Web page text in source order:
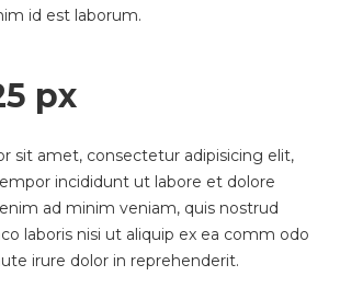
id est laborum.
px
sit amet, consectetur adipisicing elit,
incididunt ut labore et dolore
ad minim veniam, quis nostrud
laboris nisi ut aliquip ex ea comm odo
irure dolor in reprehenderit.